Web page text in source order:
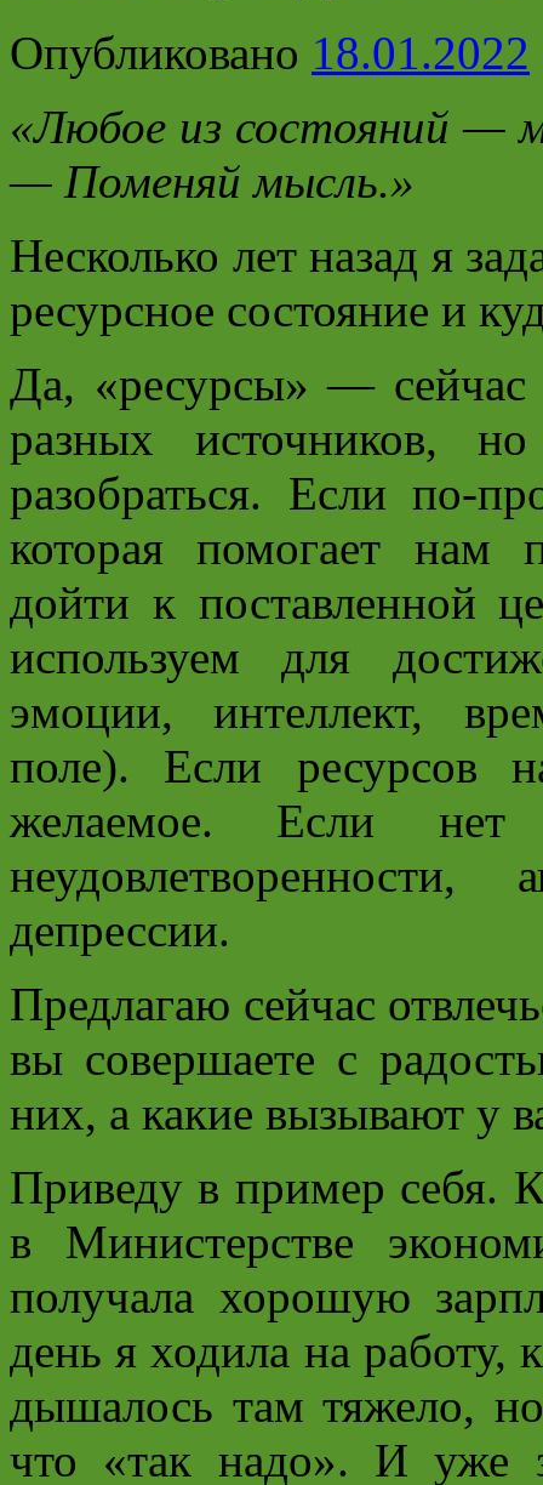
Опубликовано 18.01.2022
«Любое из состояний —
— Поменяй мысль.»
Несколько лет назад я
ресурсное состояние и
Да, «ресурсы» — сейчас
разных источников,
разобраться. Если по-
которая помогает нам
дойти к поставленной
используем для
эмоции, интеллект,
поле). Если ресурсов
желаемое. Если
депрессии.
Предлагаю сейчас
вы совершаете с
них, а какие вызывают у
Приведу в пример себя.
в Министерстве
получала хорошую
день я ходила на работу,
дышалось там тяжело,
что «так надо». И уже